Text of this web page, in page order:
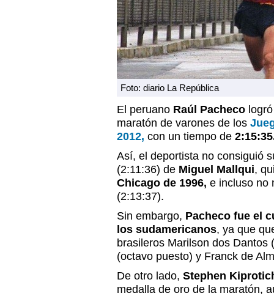
Foto: diario La República
El peruano Raúl Pacheco
maratón de varones de los
2012, con un tiempo de
Así, el deportista no consiguió
(2:11:36) de Miguel Mallqui,
Chicago de 1996, e incluso no
(2:13:37).
Sin embargo, Pacheco fue el
los sudamericanos, ya que
brasileros Marilson dos
(octavo puesto) y Franck de
De otro lado, Stephen
medalla de oro de la maratón,